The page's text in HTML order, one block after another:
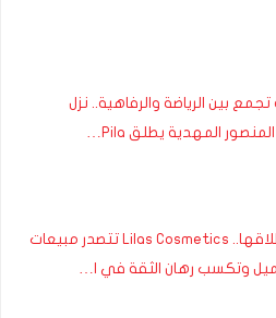
بين الرياضة والرفاهية.. نزل
بعد عامين من إطلاقها.. Lilas Cosmetics تتصدر مبيعات
وتكسب رهان الثقة في ا…